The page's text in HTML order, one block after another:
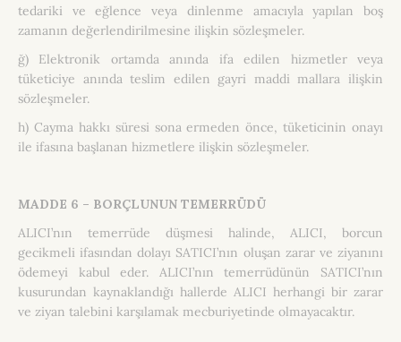
tedariki ve eğlence veya dinlenme amacıyla yapılan boş
zamanın değerlendirilmesine ilişkin sözleşmeler.
ğ) Elektronik ortamda anında ifa edilen hizmetler veya
tüketiciye anında teslim edilen gayri maddi mallara ilişkin
sözleşmeler.
h) Cayma hakkı süresi sona ermeden önce, tüketicinin onayı
ile ifasına başlanan hizmetlere ilişkin sözleşmeler.
MADDE 6 – BORÇLUNUN TEMERRÜDÜ
ALICI’nın temerrüde düşmesi halinde, ALICI, borcun
gecikmeli ifasından dolayı SATICI’nın oluşan zarar ve ziyanını
ödemeyi kabul eder. ALICI’nın temerrüdünün SATICI’nın
kusurundan kaynaklandığı hallerde ALICI herhangi bir zarar
ve ziyan talebini karşılamak mecburiyetinde olmayacaktır.